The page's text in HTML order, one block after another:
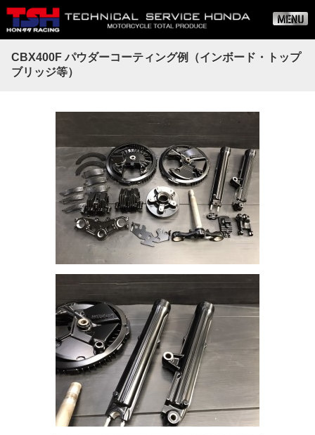
CBX400F パウダーコーティング例（インボード・トップ
ブリッジ等）